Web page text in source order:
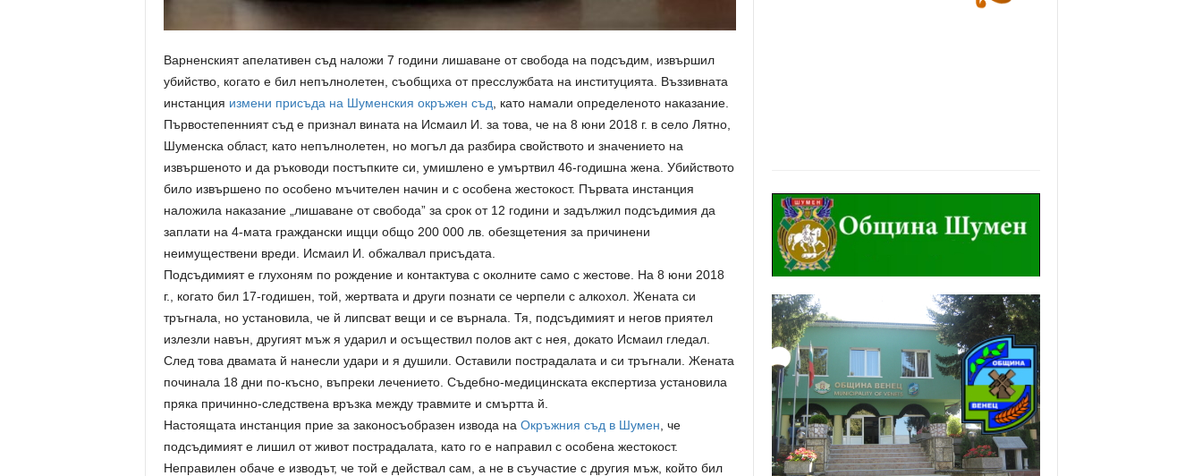
Варненският апелативен съд наложи 7 години лишаване от свобода на подсъдим, извършил
убийство, когато е бил непълнолетен, съобщиха от пресслужбата на институцията. Въззивната
инстанция измени присъда на Шуменския окръжен съд , като намали определеното наказание.
Първостепенният съд е признал вината на Исмаил И. за това, че на 8 юни 2018 г. в село Лятно,
Шуменска област, като непълнолетен, но могъл да разбира свойството и значението на
извършеното и да ръководи постъпките си, умишлено е умъртвил 46-годишна жена. Убийството
било извършено по особено мъчителен начин и с особена жестокост. Първата инстанция
наложила наказание „лишаване от свобода” за срок от 12 години и задължил подсъдимия да
заплати на 4-мата граждански ищци общо 200 000 лв. обезщетения за причинени
неимуществени вреди. Исмаил И. обжалвал присъдата.
Подсъдимият е глухоням по рождение и контактува с околните само с жестове. На 8 юни 2018
г., когато бил 17-годишен, той, жертвата и други познати се черпели с алкохол. Жената си
тръгнала, но установила, че й липсват вещи и се върнала. Тя, подсъдимият и негов приятел
излезли навън, другият мъж я ударил и осъществил полов акт с нея, докато Исмаил гледал.
След това двамата й нанесли удари и я душили. Оставили пострадалата и си тръгнали. Жената
починала 18 дни по-късно, въпреки лечението. Съдебно-медицинската експертиза установила
пряка причинно-следствена връзка между травмите и смъртта й.
Настоящата инстанция прие за законосъобразен извода на Окръжния съд в Шумен , че
подсъдимият е лишил от живот пострадалата, като го е направил с особена жестокост.
Неправилен обаче е изводът, че той е действал сам, а не в съучастие с другия мъж, който бил